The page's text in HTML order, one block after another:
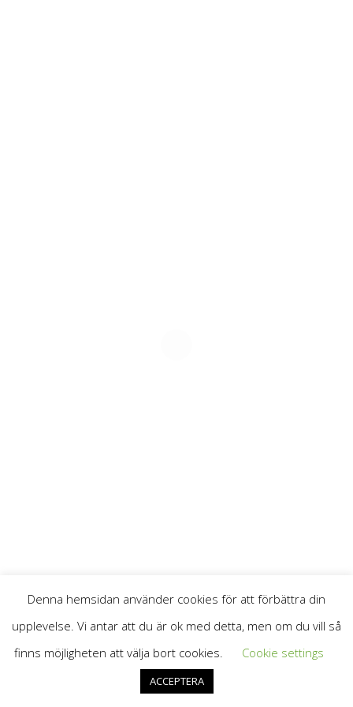
© 2026Göteborgs Förenade PlåtslageriAll Rights Reserved.
Denna hemsidan använder cookies för att förbättra din
upplevelse. Vi antar att du är ok med detta, men om du vill så
finns möjligheten att välja bort cookies.
Cookie settings
ACCEPTERA